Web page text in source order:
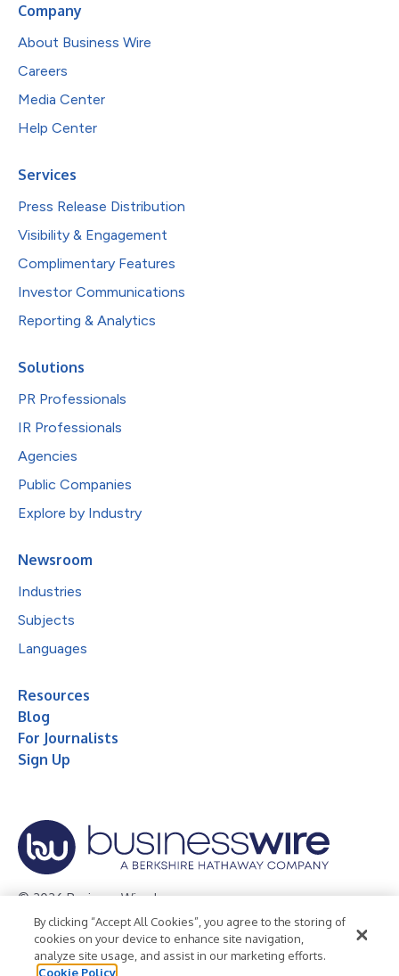
Company
About Business Wire
Careers
Media Center
Help Center
Services
Press Release Distribution
Visibility & Engagement
Complimentary Features
Investor Communications
Reporting & Analytics
Solutions
PR Professionals
IR Professionals
Agencies
Public Companies
Explore by Industry
Newsroom
Industries
Subjects
Languages
Resources
Blog
For Journalists
Sign Up
© 2026 Business Wire, Inc.
Privacy Policy Cookie Policy
Accessibility Statement
Terms of Use
Legal
By clicking “Accept All Cookies”, you agree to the storing of
cookies on your device to enhance site navigation,
analyze site usage, and assist in our marketing efforts.
Cookie Policy